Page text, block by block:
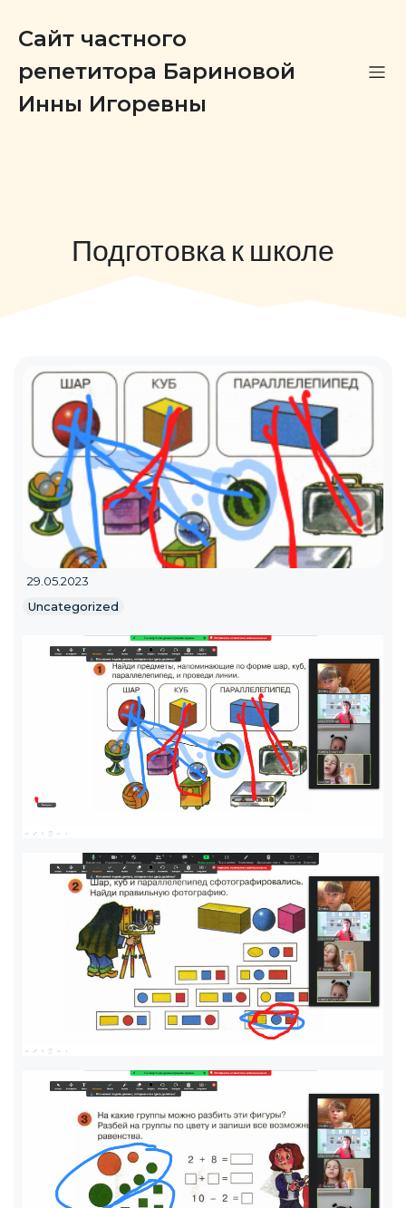
Сайт частного
репетитора Бариновой
Инны Игоревны
Подготовка к школе
29.05.2023
Uncategorized